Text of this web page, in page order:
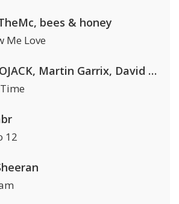
bees & honey
Me Love
AFROJACK, Martin Garrix, David Guetta & Amél
12